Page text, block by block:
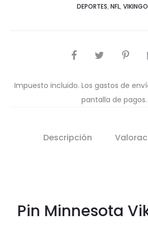
DEPORTES, NFL,
COMPARTIR
Impuesto incluido. Los gastos de
pantalla de pagos.
Descripción
Pin Minnesota